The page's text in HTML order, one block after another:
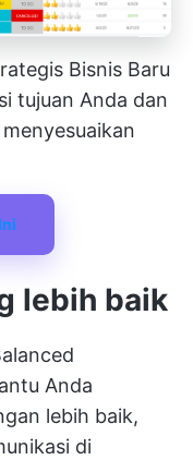
Bisnis Baru
tujuan Anda dan
lebih baik
Anda
lebih baik,
di